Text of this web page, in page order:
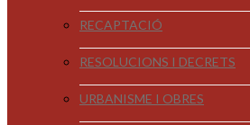
RECAPTACIÓ
RESOLUCIONS I DECRETS
URBANISME I OBRES